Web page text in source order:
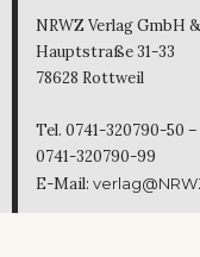
NRWZ Verlag GmbH
Hauptstraße 31-33
78628 Rottweil
Tel. 0741-320790-50 –
0741-320790-99
E-Mail: